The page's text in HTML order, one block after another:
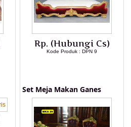
Rp. (Hubungi Cs)
Kode Produk : DPN 9
Set Meja Makan Ganes